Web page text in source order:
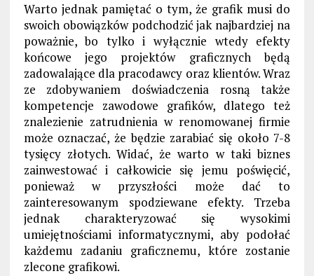
Warto jednak pamiętać o tym, że grafik musi do
swoich obowiązków podchodzić jak najbardziej na
poważnie, bo tylko i wyłącznie wtedy efekty
końcowe jego projektów graficznych będą
zadowalające dla pracodawcy oraz klientów. Wraz
ze zdobywaniem doświadczenia rosną także
kompetencje zawodowe grafików, dlatego też
znalezienie zatrudnienia w renomowanej firmie
może oznaczać, że będzie zarabiać się około 7-8
tysięcy złotych. Widać, że warto w taki biznes
zainwestować i całkowicie się jemu poświęcić,
ponieważ w przyszłości może dać to
zainteresowanym spodziewane efekty. Trzeba
jednak charakteryzować się wysokimi
umiejętnościami informatycznymi, aby podołać
każdemu zadaniu graficznemu, które zostanie
zlecone grafikowi.